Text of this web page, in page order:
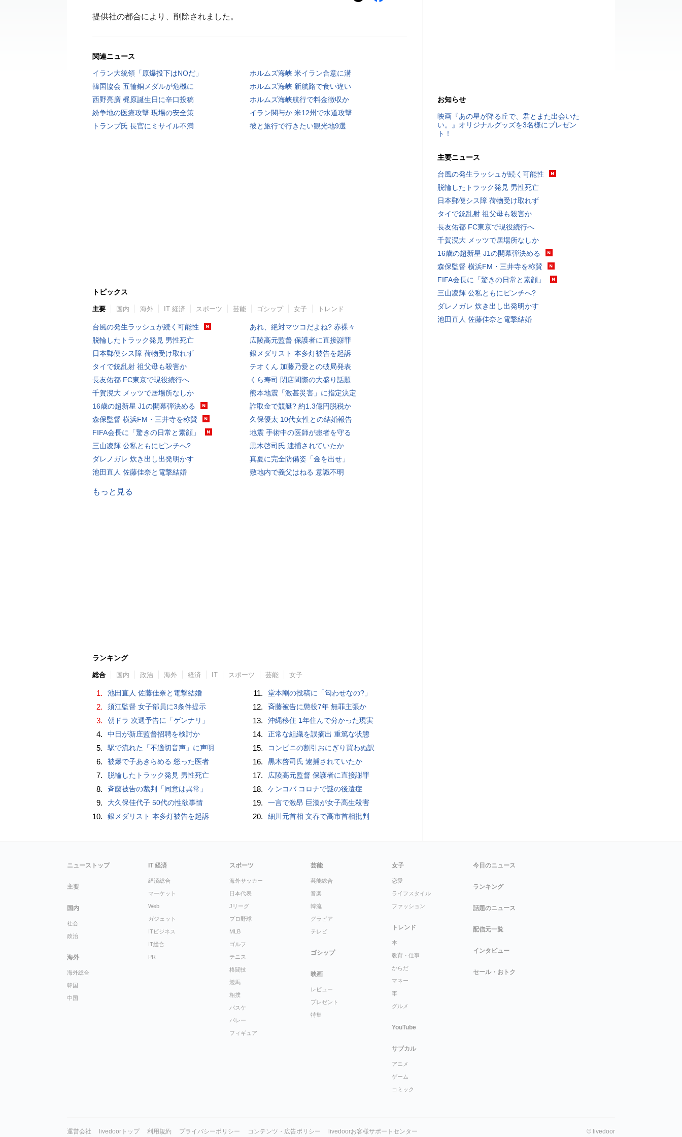
提供社の都合により、削除されました。
関連ニュース
イラン大統領「原爆投下はNOだ」
ホルムズ海峡 米イラン合意に溝
韓国協会 五輪銅メダルが危機に
ホルムズ海峡 新航路で食い違い
西野亮廣 梶原誕生日に辛口投稿
ホルムズ海峡航行で料金徴収か
紛争地の医療攻撃 現場の安全策
イラン関与か 米12州で水道攻撃
トランプ氏 長官にミサイル不満
彼と旅行で行きたい観光地9選
トピックス
主要 国内 海外 IT 経済 スポーツ 芸能 ゴシップ 女子 トレンド
台風の発生ラッシュが続く可能性
脱輪したトラック発見 男性死亡
日本郵便シス障 荷物受け取れず
タイで銃乱射 祖父母も殺害か
長友佑都 FC東京で現役続行へ
千賀滉大 メッツで居場所なしか
16歳の超新星 J1の開幕弾決める
森保監督 横浜FM・三井寺を称賛
FIFA会長に「驚きの日常と素顔」
三山凌輝 公私ともにピンチへ?
ダレノガレ 炊き出し出発明かす
池田直人 佐藤佳奈と電撃結婚
あれ、絶対マツコだよね? 赤裸々
広陵高元監督 保護者に直接謝罪
銀メダリスト 本多灯被告を起訴
テオくん 加藤乃愛との破局発表
くら寿司 閉店間際の大盛り話題
熊本地震「激甚災害」に指定決定
詐取金で競艇? 約1.3億円脱税か
久保優太 10代女性との結婚報告
地震 手術中の医師が患者を守る
黒木啓司氏 逮捕されていたか
真夏に完全防備姿「金を出せ」
敷地内で義父はねる 意識不明
もっと見る
ランキング
総合 国内 政治 海外 経済 IT スポーツ 芸能 女子
1. 池田直人 佐藤佳奈と電撃結婚
2. 須江監督 女子部員に3条件提示
3. 朝ドラ 次週予告に「ゲンナリ」
4. 中日が新庄監督招聘を検討か
5. 駅で流れた「不適切音声」に声明
6. 被爆で子あきらめる 怒った医者
7. 脱輪したトラック発見 男性死亡
8. 斉藤被告の裁判「同意は異常」
9. 大久保佳代子 50代の性欲事情
10. 銀メダリスト 本多灯被告を起訴
11. 堂本剛の投稿に「匂わせなの?」
12. 斉藤被告に懲役7年 無罪主張か
13. 沖縄移住 1年住んで分かった現実
14. 正常な組織を誤摘出 重篤な状態
15. コンビニの割引おにぎり買わぬ訳
16. 黒木啓司氏 逮捕されていたか
17. 広陵高元監督 保護者に直接謝罪
18. ケンコバ コロナで謎の後遺症
19. 一言で激昂 巨漢が女子高生殺害
20. 細川元首相 文春で高市首相批判
お知らせ
映画『あの星が降る丘で、君とまた出会いた
い。』オリジナルグッズを3名様にプレゼン
ト！
主要ニュース
台風の発生ラッシュが続く可能性
脱輪したトラック発見 男性死亡
日本郵便シス障 荷物受け取れず
タイで銃乱射 祖父母も殺害か
長友佑都 FC東京で現役続行へ
千賀滉大 メッツで居場所なしか
16歳の超新星 J1の開幕弾決める
森保監督 横浜FM・三井寺を称賛
FIFA会長に「驚きの日常と素顔」
三山凌輝 公私ともにピンチへ?
ダレノガレ 炊き出し出発明かす
池田直人 佐藤佳奈と電撃結婚
ニューストップ
主要
国内
社会
政治
海外
海外総合
韓国
中国
IT 経済
経済総合
マーケット
Web
ガジェット
ITビジネス
IT総合
PR
スポーツ
海外サッカー
日本代表
Jリーグ
プロ野球
MLB
ゴルフ
テニス
格闘技
競馬
相撲
バスケ
バレー
フィギュア
芸能
芸能総合
音楽
韓流
グラビア
テレビ
ゴシップ
映画
レビュー
プレゼント
特集
女子
恋愛
ライフスタイル
ファッション
トレンド
本
教育・仕事
からだ
マネー
車
グルメ
YouTube
サブカル
アニメ
ゲーム
コミック
今日のニュース
ランキング
話題のニュース
配信元一覧
インタビュー
セール・おトク
運営会社 livedoorトップ 利用規約 プライバシーポリシー コンテンツ・広告ポリシー livedoorお客様サポートセンター © livedoor